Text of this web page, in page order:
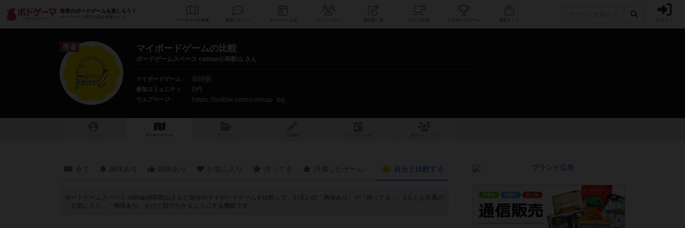
世界のボードゲームを楽しもう！
ボードゲーム専門の総合情報サイト
データベース コミュニティ 人気ボードゲーム ログイン
勇者 マイボードゲームの比較
ボードゲームスペース catnap@和歌山 さん
マイボードゲーム 809個
参加コミュニティ 0件
ウェブページ https://twitter.com/catnap_bg
マイボードゲーム
自分と 比較する
ボードゲームスペース catnap@和歌山さんと自分のマイボードゲームを比較して、お互いの「興味あり」や「持ってる」、2人とも共通の
「お気に入り」「興味あり」をひと目で分かるようにする機能です。